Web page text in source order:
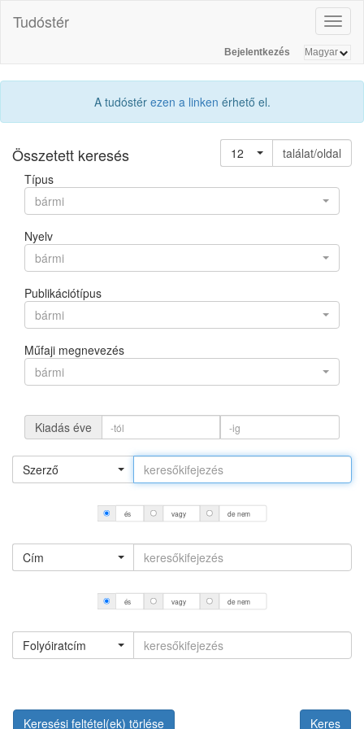
Tudóstér
Bejelentkezés
A tudóstér ezen a linken érhető el.
Összetett keresés 12
találat/oldal
Típus
bármi
Nyelv
bármi
Publikációtípus
bármi
Műfaji megnevezés
bármi
Kiadás éve
Szerző
és vagy de nem
Cím
és vagy de nem
Folyóiratcím
Keresési feltétel(ek) törlése